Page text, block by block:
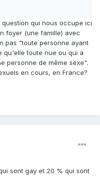
qui nous occupe ici
foyer (une famille) avec
pas "toute personne ayant
qu'elle toute nue ou qui a
personne de même sexe".
en cours, en France?
sont gay et 20 % qui sont